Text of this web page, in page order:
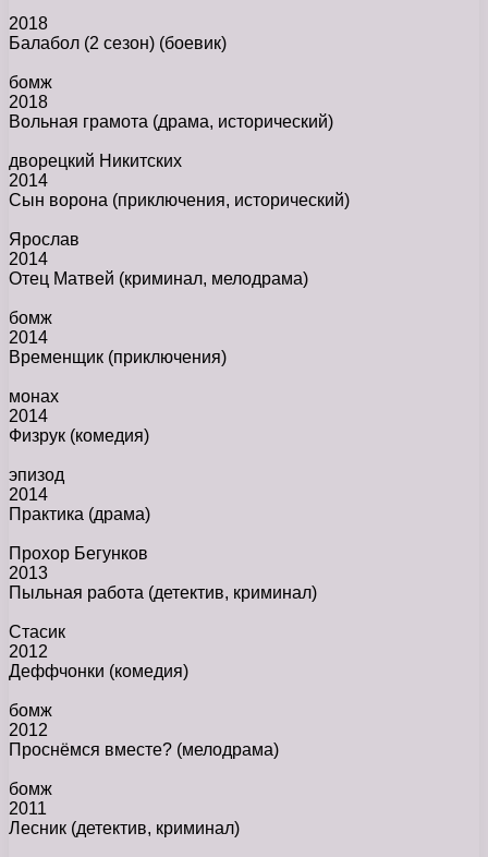
2018
Балабол (2 сезон) (боевик)
бомж
2018
Вольная грамота (драма, исторический)
дворецкий Никитских
2014
Сын ворона (приключения, исторический)
Ярослав
2014
Отец Матвей (криминал, мелодрама)
бомж
2014
Временщик (приключения)
монах
2014
Физрук (комедия)
эпизод
2014
Практика (драма)
Прохор Бегунков
2013
Пыльная работа (детектив, криминал)
Стасик
2012
Деффчонки (комедия)
бомж
2012
Проснёмся вместе? (мелодрама)
бомж
2011
Лесник (детектив, криминал)